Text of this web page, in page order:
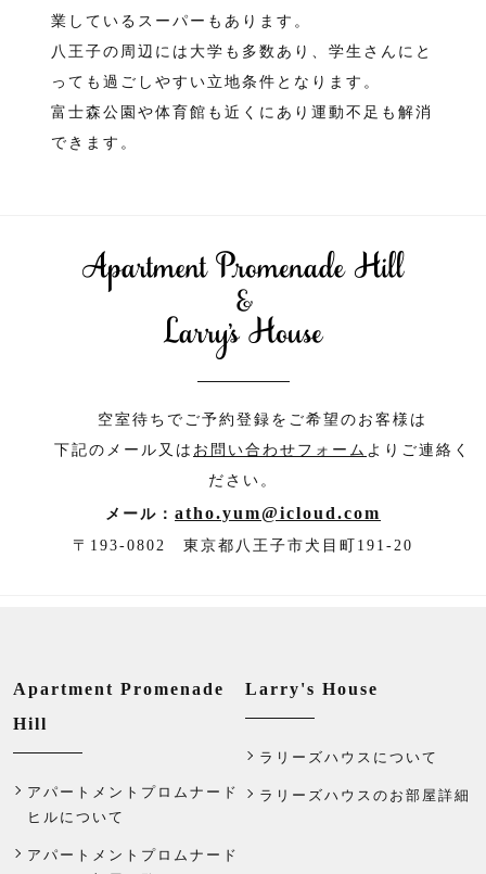
業しているスーパーもあります。
八王子の周辺には大学も多数あり、学生さんにと
っても過ごしやすい立地条件となります。
富士森公園や体育館も近くにあり運動不足も解消
できます。
空室待ちでご予約登録をご希望のお客様は
下記のメール又は お問い合わせフォーム よりご連絡く
ださい。
メール： atho.yum@icloud.com
〒193-0802 東京都八王子市犬目町191-20
Apartment Promenade
Hill
アパートメントプロムナード
ヒルについて
アパートメントプロムナード
Larry's House
ラリーズハウスについて
ラリーズハウスのお部屋詳細